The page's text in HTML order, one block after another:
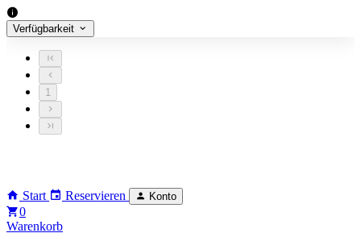
Verfügbarkeit
1
Start Reservieren Konto
0
Warenkorb